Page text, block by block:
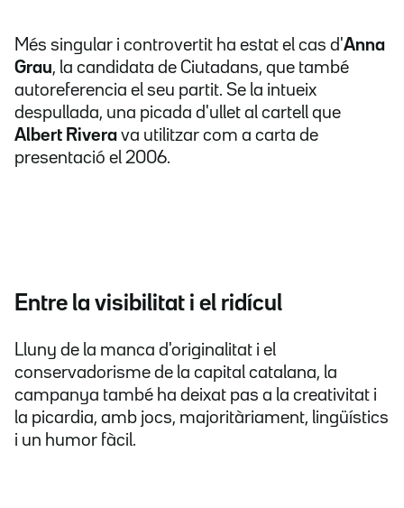
Més singular i controvertit ha estat el cas d'Anna
Grau, la candidata de Ciutadans, que també
autoreferencia el seu partit. Se la intueix
despullada, una picada d'ullet al cartell que
Albert Rivera va utilitzar com a carta de
presentació el 2006.
Entre la visibilitat i el ridícul
Lluny de la manca d'originalitat i el
conservadorisme de la capital catalana, la
campanya també ha deixat pas a la creativitat i
la picardia, amb jocs, majoritàriament, lingüístics
i un humor fàcil.